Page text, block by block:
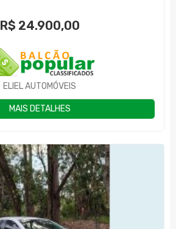
R$ 24.900,00
ELIEL AUTOMÓVEIS
MAIS DETALHES